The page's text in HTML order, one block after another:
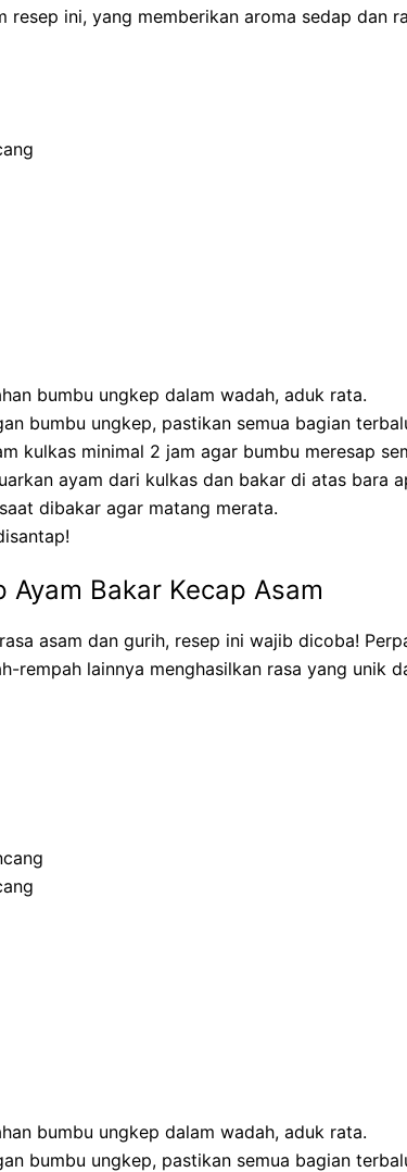
resep ini, yang memberikan aroma sedap dan
bumbu ungkep dalam wadah, aduk rata.
bumbu ungkep, pastikan semua bagian
kulkas minimal 2 jam agar bumbu meresap
ayam dari kulkas dan bakar di atas bara
dibakar agar matang merata.
Ayam Bakar Kecap Asam
asam dan gurih, resep ini wajib dicoba!
rempah lainnya menghasilkan rasa yang unik
bumbu ungkep dalam wadah, aduk rata.
bumbu ungkep, pastikan semua bagian